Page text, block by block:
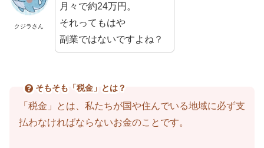
クジラさん
月々で約24万円。
それってもはや
副業ではないですよね？
そもそも「税金」とは？
「税金」とは、私たちが国や住んでいる地域に必ず支
払わなければならないお金のことです。